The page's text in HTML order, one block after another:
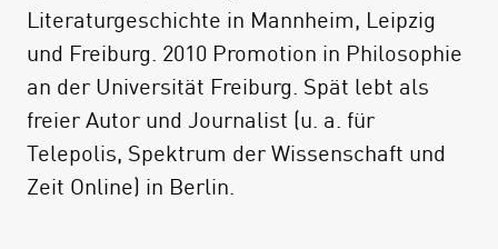
liefert den Bauplan.
Literaturgeschichte in Mannheim, Leipzig
und Freiburg. 2010 Promotion in Philosophie
an der Universität Freiburg. Spät lebt als
freier Autor und Journalist (u. a. für
Telepolis, Spektrum der Wissenschaft und
Zeit Online) in Berlin.